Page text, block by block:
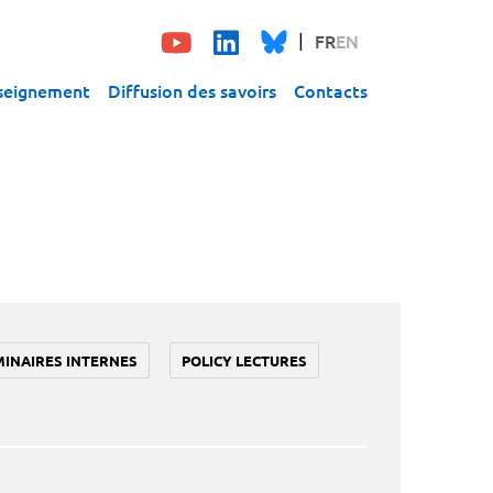
FREN
Diffusion des savoirs Contacts
INTERNES POLICY LECTURES